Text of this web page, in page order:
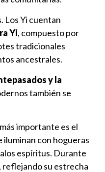
Los Yi cuentan
Yi, compuesto por
tradicionales
ancestrales.
y la
también se
importante es el
iluminan con hogueras
espíritus. Durante
reflejando su estrecha